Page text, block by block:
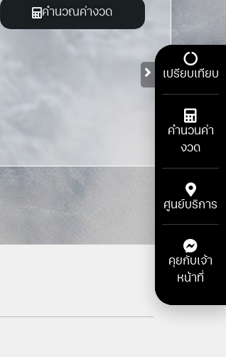
คำนวณค่างวด
เปรียบเทียบ
คำนวนค่า
งวด
ศูนย์บริการ
คุยกับเจ้า
หน้าที่